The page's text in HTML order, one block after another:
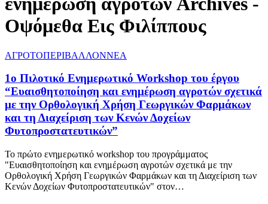
Οψόμεθα Εις Φιλίππους
ΑΓΡΟΤΟΠΕΡΙΒΑΛΛΟΝΝΕΑ
1ο Πιλοτικό Ενημερωτικό Workshop του έργου
“Ευαισθητοποίηση και ενημέρωση αγροτών σχετικά
με την Ορθολογική Χρήση Γεωργικών Φαρμάκων
και τη Διαχείριση των Κενών Δοχείων
Φυτοπροστατευτικών”
Το πρώτο ενημερωτικό workshop του προγράμματος
"Ευαισθητοποίηση και ενημέρωση αγροτών σχετικά με την
Ορθολογική Χρήση Γεωργικών Φαρμάκων και τη Διαχείριση των
Κενών Δοχείων Φυτοπροστατευτικών" στον…